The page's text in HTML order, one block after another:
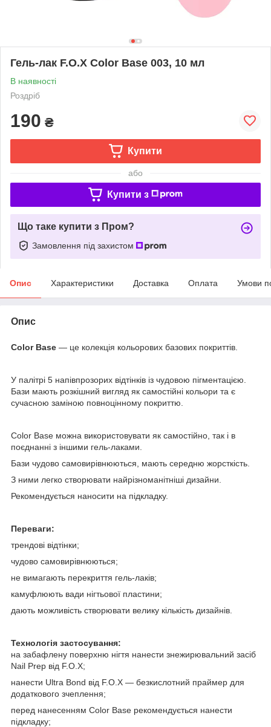
Гель-лак F.O.X Color Base 003, 10 мл
В наявності
Роздріб
190 ₴
Купити
або
Купити з
Що таке купити з Пром?
Замовлення під захистом
Опис Характеристики Доставка Оплата Умови
Опис
Color Base — це колекція кольорових базових покриттів.
У палітрі 5 напівпрозорих відтінків із чудовою пігментацією.
Бази мають розкішний вигляд як самостійні кольори та є
сучасною заміною повноцінному покриттю.
Color Base можна використовувати як самостійно, так і в
поєднанні з іншими гель-лаками.
Бази чудово самовирівнюються, мають середню жорсткість.
З ними легко створювати найрізноманітніші дизайни.
Рекомендується наносити на підкладку.
Переваги:
трендові відтінки;
чудово самовирівнюються;
не вимагають перекриття гель-лаків;
камуфлюють вади нігтьової пластини;
дають можливість створювати велику кількість дизайнів.
Технологія застосування:
на забафлену поверхню нігтя нанести знежирювальний засіб
Nail Prep від F.O.X;
нанести Ultra Bond від F.O.X — безкислотний праймер для
додаткового зчеплення;
перед нанесенням Color Base рекомендується нанести
підкладку;